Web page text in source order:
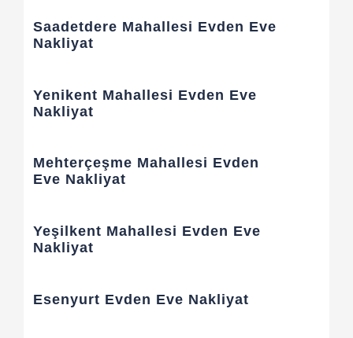
Saadetdere Mahallesi Evden Eve
Nakliyat
Yenikent Mahallesi Evden Eve
Nakliyat
Mehterçeşme Mahallesi Evden
Eve Nakliyat
Yeşilkent Mahallesi Evden Eve
Nakliyat
Esenyurt Evden Eve Nakliyat